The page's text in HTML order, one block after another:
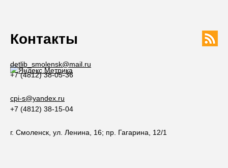
Контакты
detlib_smolensk@mail.ru
+7 (4812) 38-05-36
cpi-s@yandex.ru
+7 (4812) 38-15-04
г. Смоленск, ул. Ленина, 16; пр. Гагарина, 12/1